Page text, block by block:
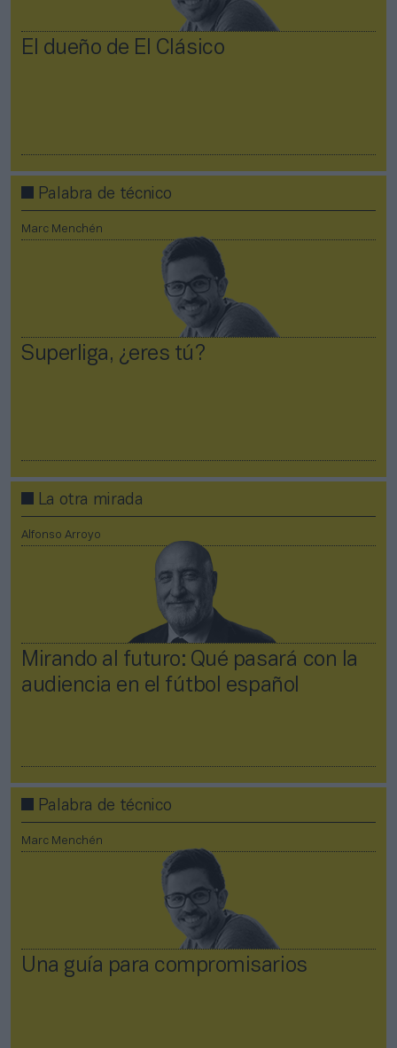
El dueño de El Clásico
Palabra de técnico
Marc Menchén
Superliga, ¿eres tú?
La otra mirada
Alfonso Arroyo
Mirando al futuro: Qué pasará con la
audiencia en el fútbol español
Palabra de técnico
Marc Menchén
Una guía para compromisarios